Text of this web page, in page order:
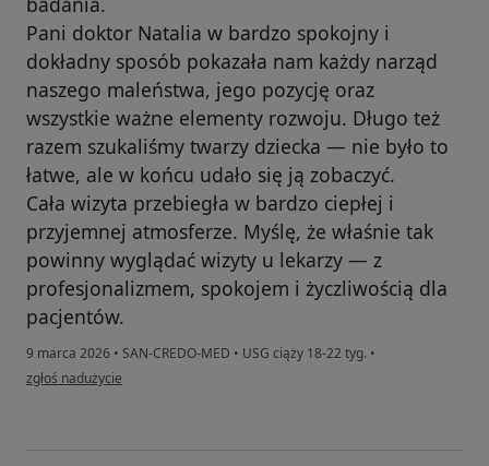
Pani doktor Natalia w bardzo spokojny i
dokładny sposób pokazała nam każdy narząd
naszego maleństwa, jego pozycję oraz
wszystkie ważne elementy rozwoju. Długo też
razem szukaliśmy twarzy dziecka — nie było to
łatwe, ale w końcu udało się ją zobaczyć.
Cała wizyta przebiegła w bardzo ciepłej i
przyjemnej atmosferze. Myślę, że właśnie tak
powinny wyglądać wizyty u lekarzy — z
profesjonalizmem, spokojem i życzliwością dla
pacjentów.
9 marca 2026 • SAN-CREDO-MED • USG ciąży 18-22 tyg. •
w opinii użytkownika Anna
zgłoś nadużycie